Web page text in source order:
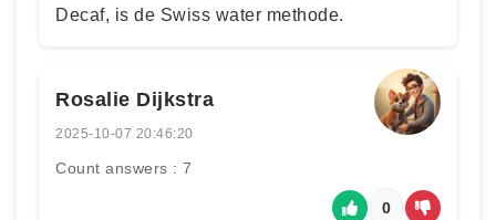
Decaf, is de Swiss water methode.
Rosalie Dijkstra
2025-10-07 20:46:20
Count answers : 7
0